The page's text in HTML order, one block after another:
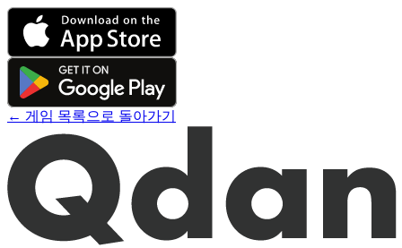
← 게임 목록으로 돌아가기